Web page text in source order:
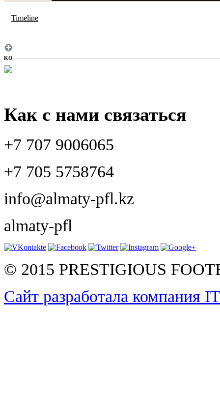
Timeline
KO
Как с нами связаться
+7 707 9006065
+7 705 5758764
info@almaty-pfl.kz
almaty-pfl
© 2015 PRESTIGIOUS
Сайт разработала компания